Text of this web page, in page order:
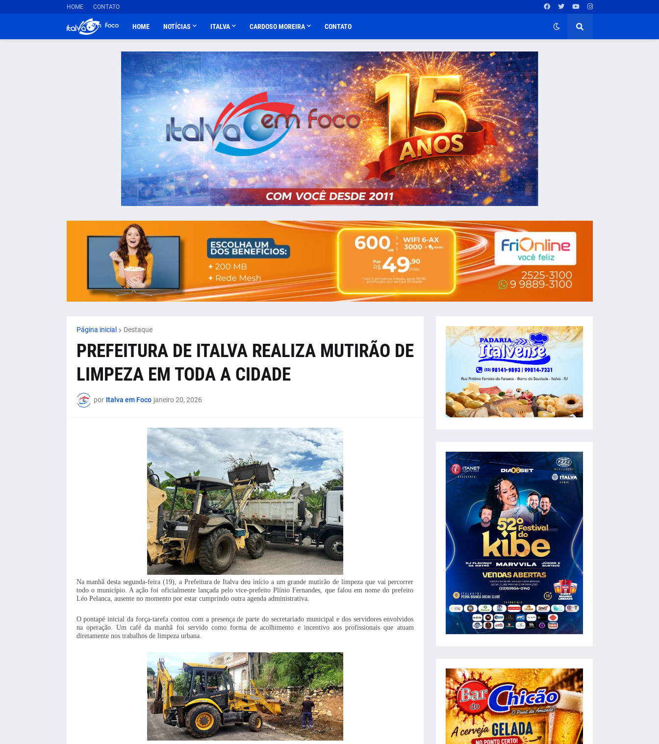
HOME CONTATO
HOME NOTÍCIAS ITALVA CARDOSO MOREIRA CONTATO
Página inicial Destaque
PREFEITURA DE ITALVA REALIZA MUTIRÃO DE
LIMPEZA EM TODA A CIDADE
por Italva em Foco janeiro 20, 2026
Na manhã desta segunda-feira (19), a Prefeitura de Italva deu início a um grande mutirão de limpeza que vai percorrer
todo o município. A ação foi oficialmente lançada pelo vice-prefeito Plínio Fernandes, que falou em nome do prefeito
Léo Pelanca, ausente no momento por estar cumprindo outra agenda administrativa.
O pontapé inicial da força-tarefa contou com a presença de parte do secretariado municipal e dos servidores envolvidos
na operação. Um café da manhã foi servido como forma de acolhimento e incentivo aos profissionais que atuam
diretamente nos trabalhos de limpeza urbana.